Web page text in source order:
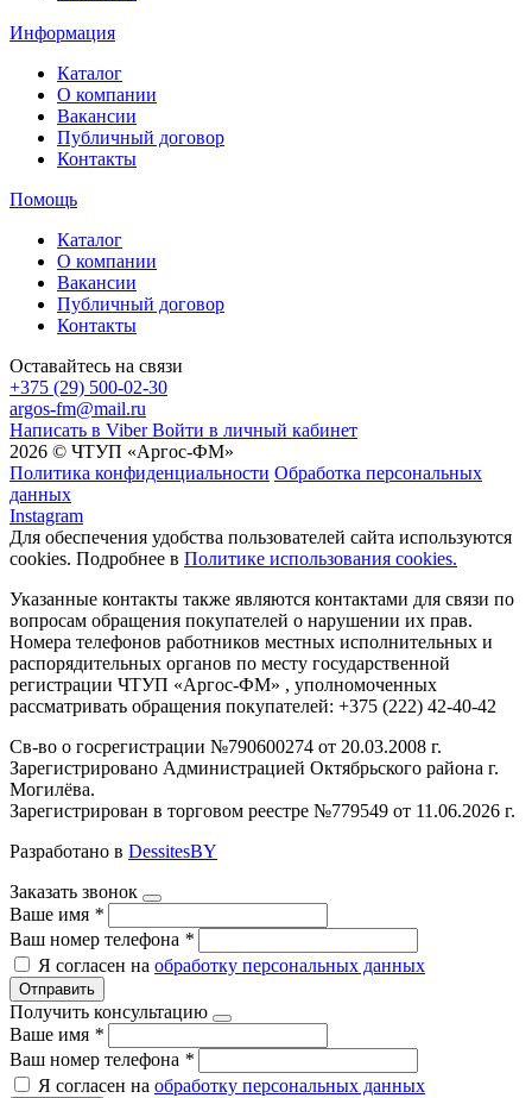
Информация
Каталог
О компании
Вакансии
Публичный договор
Контакты
Помощь
Каталог
О компании
Вакансии
Публичный договор
Контакты
Оставайтесь на связи
+375 (29) 500-02-30
argos-fm@mail.ru
Написать в Viber Войти в личный кабинет
2026 © ЧТУП «Аргос-ФМ»
Политика конфиденциальности Обработка персональных
данных
Instagram
Для обеспечения удобства пользователей сайта используются
cookies. Подробнее в Политике использования cookies.
Указанные контакты также являются контактами для связи по
вопросам обращения покупателей о нарушении их прав.
Номера телефонов работников местных исполнительных и
распорядительных органов по месту государственной
регистрации ЧТУП «Аргос-ФМ» , уполномоченных
рассматривать обращения покупателей: +375 (222) 42-40-42
Св-во о госрегистрации №790600274 от 20.03.2008 г.
Зарегистрировано Администрацией Октябрьского района г.
Могилёва.
Зарегистрирован в торговом реестре №779549 от 11.06.2026 г.
Разработано в DessitesBY
Заказать звонок
Ваше имя *
Ваш номер телефона *
Я согласен на обработку персональных данных
Отправить
Получить консультацию
Ваше имя *
Ваш номер телефона *
Я согласен на обработку персональных данных